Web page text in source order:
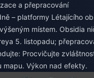
a přepracování
– platformy Létajícího
místem. Obsidia
5. listopadu;
Procvičujte
mapu. Výkon nad efekty.